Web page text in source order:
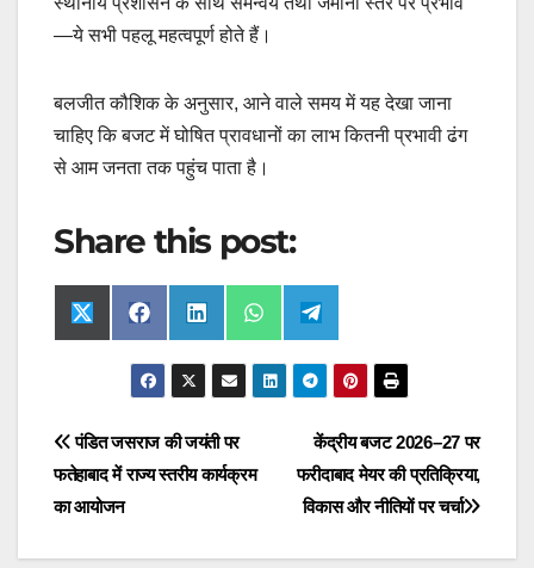
—ये सभी पहलू महत्वपूर्ण होते हैं।
बलजीत कौशिक के अनुसार, आने वाले समय में यह देखा जाना
चाहिए कि बजट में घोषित प्रावधानों का लाभ कितनी प्रभावी ढंग
से आम जनता तक पहुंच पाता है।
Share this post:
Share
on
X
(
t
e
r
)
Share
on
F
a
c
e
b
o
k
Share
on
L
i
n
e
I
n
Share
on
W
h
a
t
s
Share
on
T
e
l
g
a
m
Post
navigation
केंद्रीय बजट 2026–27 पर
फरीदाबाद मेयर की प्रतिक्रिया,
विकास और नीतियों पर चर्चा
पंडित जसराज की जयंती पर
फतेहाबाद में राज्य स्तरीय कार्यक्रम
का आयोजन